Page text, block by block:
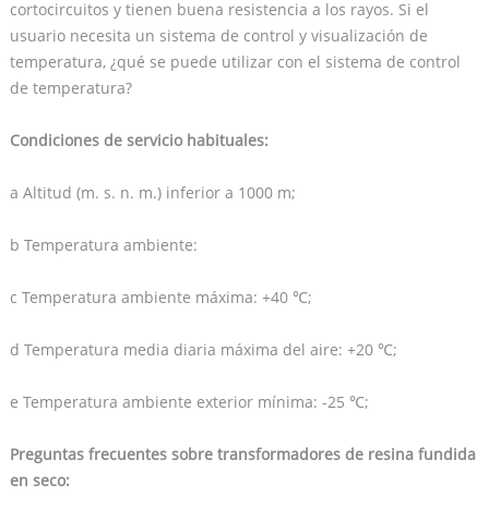
cortocircuitos y tienen buena resistencia a los rayos. Si el
usuario necesita un sistema de control y visualización de
temperatura, ¿qué se puede utilizar con el sistema de control
de temperatura?
Condiciones de servicio habituales:
a Altitud (m. s. n. m.) inferior a 1000 m;
b Temperatura ambiente:
c Temperatura ambiente máxima: +40 ℃;
d Temperatura media diaria máxima del aire: +20 ℃;
e Temperatura ambiente exterior mínima: -25 ℃;
Preguntas frecuentes sobre transformadores de resina fundida
en seco: